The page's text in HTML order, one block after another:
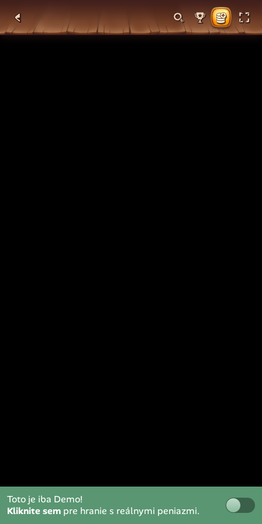
Toto je iba Demo!
Kliknite sem pre hranie s reálnymi peniazmi.